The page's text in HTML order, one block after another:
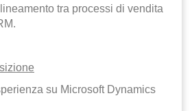
tra processi di vendita
su Microsoft Dynamics